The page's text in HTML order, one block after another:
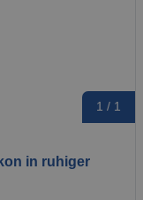
1 / 1
in ruhiger